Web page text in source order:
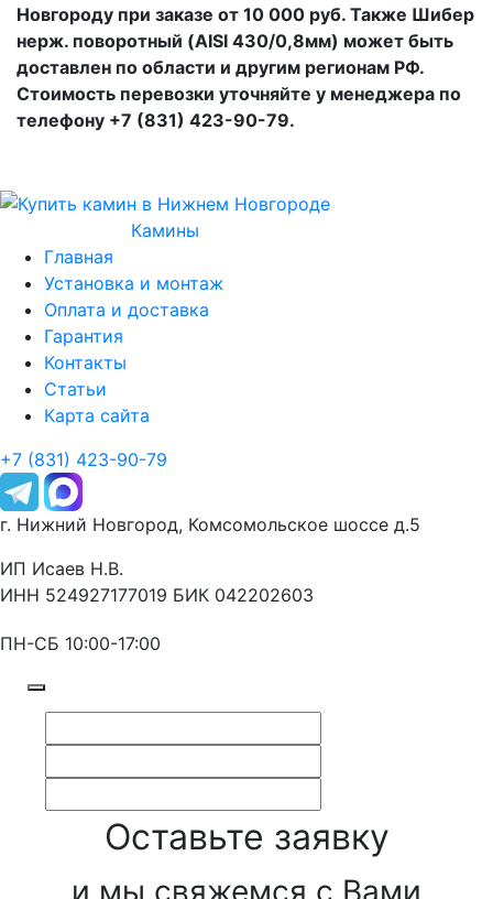
Новгороду при заказе от 10 000 руб. Также Шибер
нерж. поворотный (AISI 430/0,8мм) может быть
доставлен по области и другим регионам РФ.
Стоимость перевозки уточняйте у менеджера по
телефону +7 (831) 423-90-79.
Камины
Главная
Установка и монтаж
Оплата и доставка
Гарантия
Контакты
Статьи
Карта сайта
+7 (831) 423-90-79
г. Нижний Новгород, Комсомольское шоссе д.5
ИП Исаев Н.В.
ИНН 524927177019 БИК 042202603
ПН-СБ 10:00-17:00
Оставьте заявку
и мы свяжемся с Вами